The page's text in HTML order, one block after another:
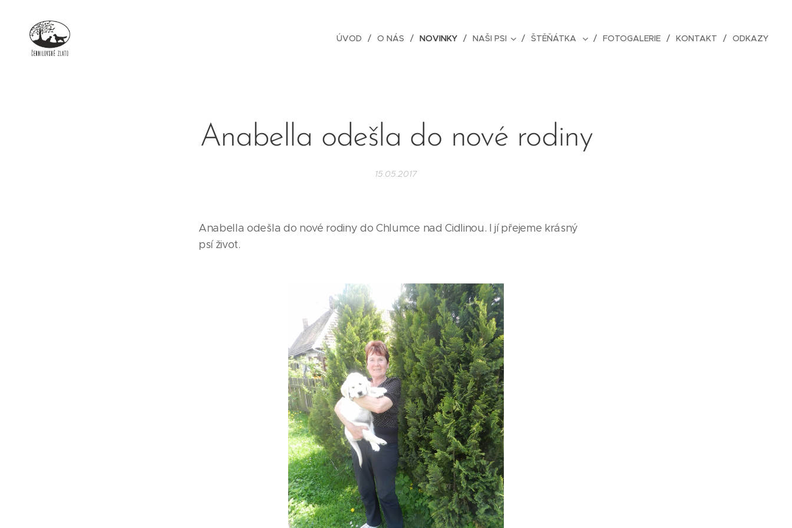
ÚVOD O NÁS NOVINKY NAŠI PSI ŠTĚŇÁTKA FOTOGALERIE KONTAKT ODKAZY
Anabella odešla do nové rodiny
15.05.2017
Anabella odešla do nové rodiny do Chlumce nad Cidlinou. I jí přejeme krásný
psí život.